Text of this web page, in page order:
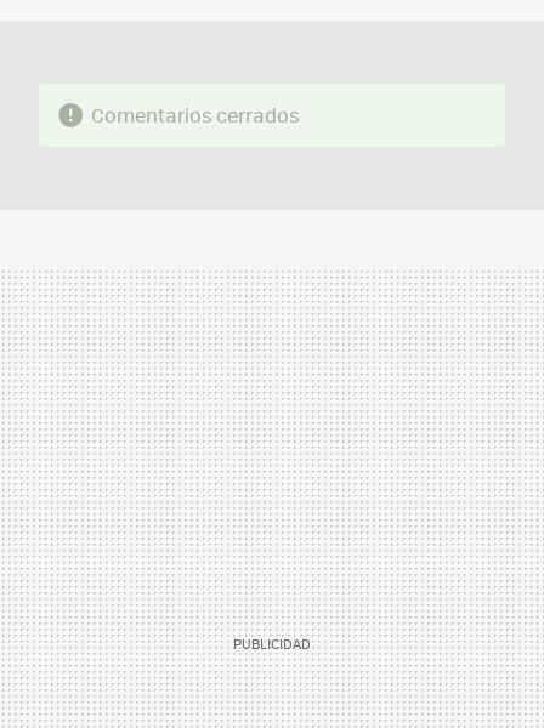
Comentarios cerrados